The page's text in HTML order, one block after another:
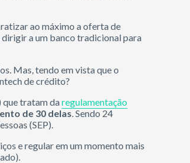
ao máximo a oferta de
dirigir a um banco tradicional para
Mas, tendo em vista que o
de crédito?
que tratam daregulamentação
de 30 delas. Sendo 24
(SEP).
e regular em um momento mais